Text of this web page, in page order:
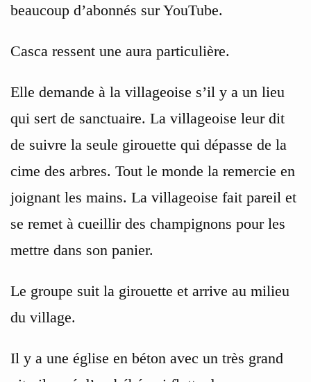
beaucoup d’abonnés sur YouTube.
Casca ressent une aura particulière.
Elle demande à la villageoise s’il y a un lieu
qui sert de sanctuaire. La villageoise leur dit
de suivre la seule girouette qui dépasse de la
cime des arbres. Tout le monde la remercie en
joignant les mains. La villageoise fait pareil et
se remet à cueillir des champignons pour les
mettre dans son panier.
Le groupe suit la girouette et arrive au milieu
du village.
Il y a une église en béton avec un très grand